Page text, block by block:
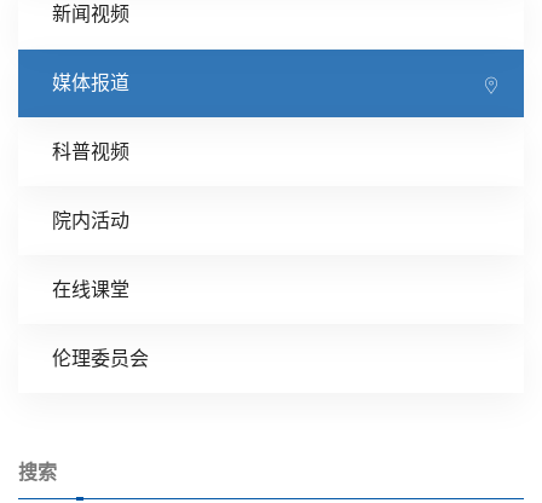
新闻视频
媒体报道
科普视频
院内活动
在线课堂
伦理委员会
搜索